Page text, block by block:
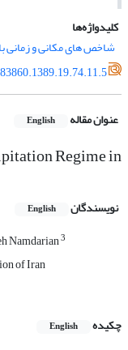
کلیدواژه‌ها
شاخص ‏هاى مکانى و زمانى
عنوان مقاله English
Regime in
نویسندگان English
Namdarian3
of Iran
چکیده
English